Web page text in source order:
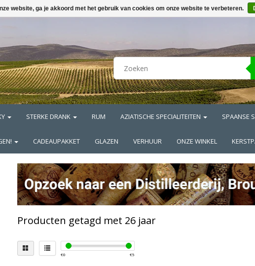
STERKE DRANK RUM AZIATISCHE SPECIALITEITEN SPAANSE
CADEAUPAKKET GLAZEN VERHUUR ONZE WINKEL
Producten getagd met 26 jaar
€0 €5
website, ga je akkoord met het gebruik van cookies om onze website te verbeteren.